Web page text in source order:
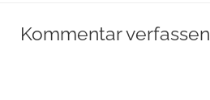
Kommentar verfassen